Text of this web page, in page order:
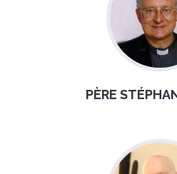
PÈRE